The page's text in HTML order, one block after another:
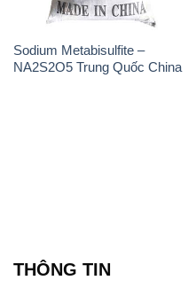
Sodium Metabisulfite –
NA2S2O5 Trung Quốc China
THÔNG TIN